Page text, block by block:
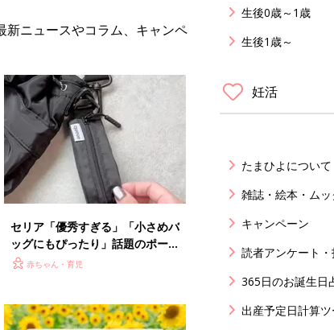
新ニュースやコラム、キャンペ
セリア「優秀すぎる」「小さめバ
ッグにもぴったり」話題のポーチ
5選赤ちゃん・育児
生後0歳～1歳
生後1歳～
妊活
たまひよについて
雑誌・絵本・ム
キャンペーン
読者アンケート
365日のお誕生日
出産予定日計算